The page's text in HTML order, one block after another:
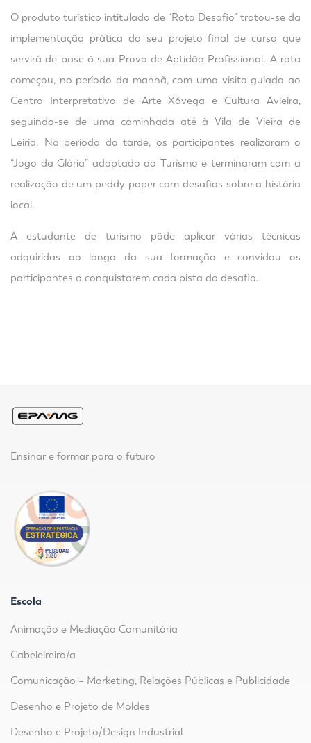
O produto turístico intitulado de “Rota Desafio” tratou-se da
implementação prática do seu projeto final de curso que
servirá de base à sua Prova de Aptidão Profissional. A rota
começou, no período da manhã, com uma visita guiada ao
Centro Interpretativo de Arte Xávega e Cultura Avieira,
seguindo-se de uma caminhada até à Vila de Vieira de
Leiria. No período da tarde, os participantes realizaram o
“Jogo da Glória” adaptado ao Turismo e terminaram com a
realização de um peddy paper com desafios sobre a história
local.
A estudante de turismo pôde aplicar várias técnicas
adquiridas ao longo da sua formação e convidou os
participantes a conquistarem cada pista do desafio.
Ensinar e formar para o futuro
Escola
Animação e Mediação Comunitária
Cabeleireiro/a
Comunicação – Marketing, Relações Públicas e Publicidade
Desenho e Projeto de Moldes
Desenho e Projeto/Design Industrial